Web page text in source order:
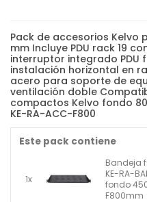
Pack de accesorios Kelvo
mm Incluye PDU rack 19
interruptor integrado PDU
instalación horizontal en
acero para soporte de
ventilación doble
compactos Kelvo fondo
KE-RA-ACC-F800
Este pack contiene
1x
Bandeja
KE-RA-
fondo
F800mm